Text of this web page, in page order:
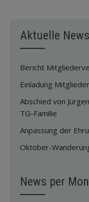
Aktuelle News
Bericht
Einladung
Abschied von
TG-Familie
Anpassung der
Oktober-
News per